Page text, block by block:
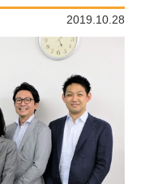
2019.10.28